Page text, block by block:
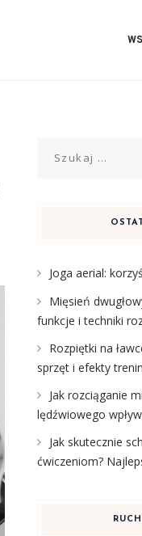
Joga aerial:
Mięsień
funkcje i techniki
Rozpiętki na
sprzęt i efekty
Jak rozciąganie
lędźwiowego
Jak skutecznie
ćwiczeniom?